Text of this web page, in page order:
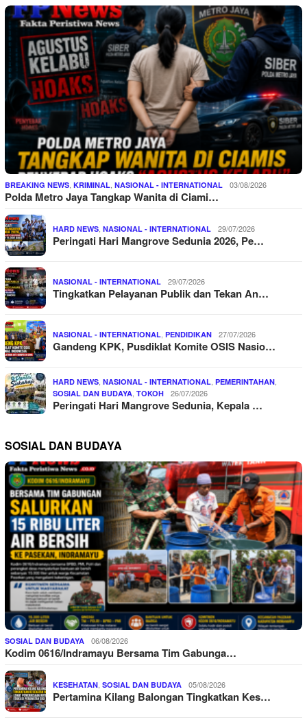
BREAKING NEWS KRIMINAL NASIONAL - INTERNATIONAL 03/08/2026
Polda Metro Jaya Tangkap Wanita di Ciami…
HARD NEWS NASIONAL - INTERNATIONAL 29/07/2026
Peringati Hari Mangrove Sedunia 2026, Pe…
NASIONAL - INTERNATIONAL 29/07/2026
Tingkatkan Pelayanan Publik dan Tekan An…
NASIONAL - INTERNATIONAL PENDIDIKAN 27/07/2026
Gandeng KPK, Pusdiklat Komite OSIS Nasio…
HARD NEWS NASIONAL - INTERNATIONAL PEMERINTAHAN
SOSIAL DAN BUDAYA TOKOH 26/07/2026
Peringati Hari Mangrove Sedunia, Kepala …
SOSIAL DAN BUDAYA
SOSIAL DAN BUDAYA 06/08/2026
Kodim 0616/Indramayu Bersama Tim Gabunga…
KESEHATAN SOSIAL DAN BUDAYA 05/08/2026
Pertamina Kilang Balongan Tingkatkan Kes…